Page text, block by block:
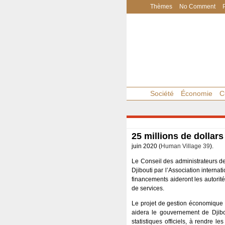
Thèmes No Comment
Société Économie
25 millions de
juin 2020 (Human Village 39).
Le Conseil des administrateurs
Djibouti par l’Association
financements aideront les
de services.
Le projet de gestion
aidera le gouvernement de
statistiques officiels, à rendre